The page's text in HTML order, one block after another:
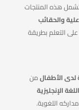
تشمل هذه المنتجات
والحقائب
التعلم بطريقة
لدى الأطفالمن
اللغة الإنجليزية
اللغوية.